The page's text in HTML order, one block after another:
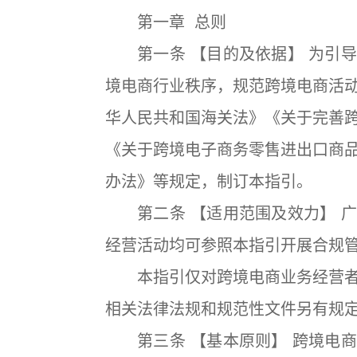
第一章 总则
第一条 【目的及依据】 为引导
境电商行业秩序，规范跨境电商活
华人民共和国海关法》《关于完善
《关于跨境电子商务零售进出口
办法》等规定，制订本指引。
第二条 【适用范围及效力】 广
经营活动均可参照本指引开展合规
本指引仅对跨境电商业务经营者
相关法律法规和规范性文件另有规
第三条 【基本原则】 跨境电商